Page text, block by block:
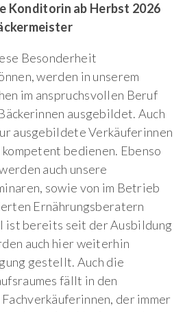
Konditorin ab Herbst 2026
Besonderheit
werden in unserem
im anspruchsvollen Beruf
ausgebildet. Auch
ausgebildete Verkäuferinnen
bedienen. Ebenso
auch unsere
sowie von im Betrieb
Ernährungsberatern
ist bereits seit der Ausbildung
auch hier weiterhin
gestellt. Auch die
fällt in den
der immer